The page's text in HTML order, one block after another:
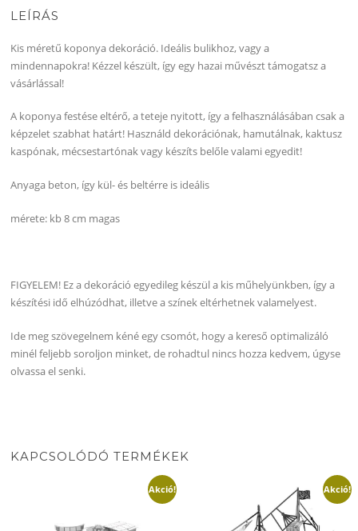
LEÍRÁS
Kis méretű koponya dekoráció. Ideális bulikhoz, vagy a
mindennapokra! Kézzel készült, így egy hazai művészt támogatsz a
vásárlással!
A koponya festése eltérő, a teteje nyitott, így a felhasználásában csak a
képzelet szabhat határt! Használd dekorációnak, hamutálnak, kaktusz
kaspónak, mécsestartónak vagy készíts belőle valami egyedit!
Anyaga beton, így kül- és beltérre is ideális
mérete: kb 8 cm magas
FIGYELEM! Ez a dekoráció egyedileg készül a kis műhelyünkben, így a
készítési idő elhúzódhat, illetve a színek eltérhetnek valamelyest.
Ide meg szövegelnem kéné egy csomót, hogy a kereső optimalizáló
minél feljebb soroljon minket, de rohadtul nincs hozza kedvem, úgyse
olvassa el senki.
KAPCSOLÓDÓ TERMÉKEK
Akció! Akció!